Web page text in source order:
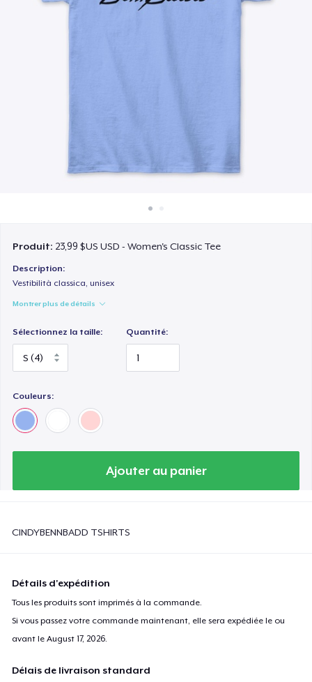
Produit: 23,99 $US USD - Women's Classic Tee
Description:
Vestibilità classica, unisex
Montrer plus de détails
Sélectionnez la taille: Quantité:
Couleurs:
Ajouter au panier
CINDYBENNBADD TSHIRTS
Détails d'expédition
Tous les produits sont imprimés à la commande.
Si vous passez votre commande maintenant, elle sera expédiée le ou
avant leAugust 17, 2026
Délais de livraison standard